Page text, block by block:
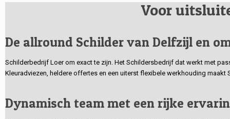
Voor
De allround Schilder van Delfzijl en
Schilderbedrijf Loer om exact te zijn. Het Schildersbedrijf dat werkt met
Kleuradviezen, heldere offertes en een uiterst flexibele werkhouding
Dynamisch team met een rijke